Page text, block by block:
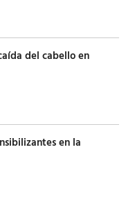
del cabello en
en la